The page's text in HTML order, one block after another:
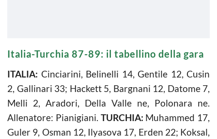
Italia-Turchia 87-89: il tabellino della gara
ITALIA: Cinciarini, Belinelli 14, Gentile 12, Cusin
2, Gallinari 33; Hackett 5, Bargnani 12, Datome 7,
Melli 2, Aradori, Della Valle ne, Polonara ne.
Allenatore: Pianigiani. TURCHIA: Muhammed 17,
Guler 9, Osman 12, Ilyasova 17, Erden 22; Koksal,